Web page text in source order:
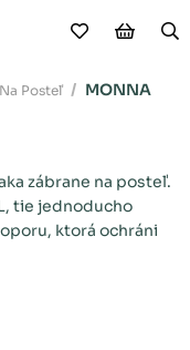
Moje
Posteľ MONNA
zábrane na posteľ.
tie jednoducho
ktorá ochráni